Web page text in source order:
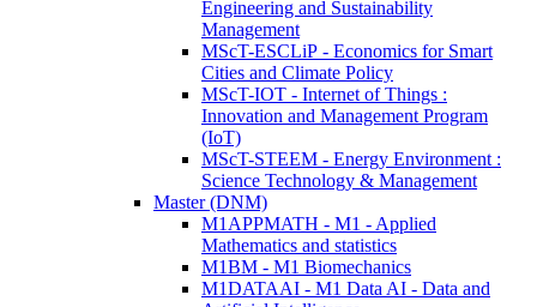
Engineering and Sustainability
Management
MScT-ESCLiP - Economics for Smart
Cities and Climate Policy
MScT-IOT - Internet of Things :
Innovation and Management Program
(IoT)
MScT-STEEM - Energy Environment :
Science Technology & Management
Master (DNM)
M1APPMATH - M1 - Applied
Mathematics and statistics
M1BM - M1 Biomechanics
M1DATAAI - M1 Data AI - Data and